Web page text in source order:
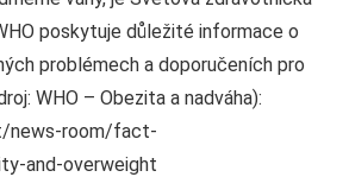
poskytuje důležité informace o
problémech a doporučeních pro
WHO – Obezita a nadváha):
news-room/fact-
and-overweight